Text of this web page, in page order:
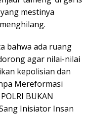
mestinya
bahwa ada ruang
agar nilai-nilai
kepolisian dan
Mereformasi
BUKAN
Inisiator Insan